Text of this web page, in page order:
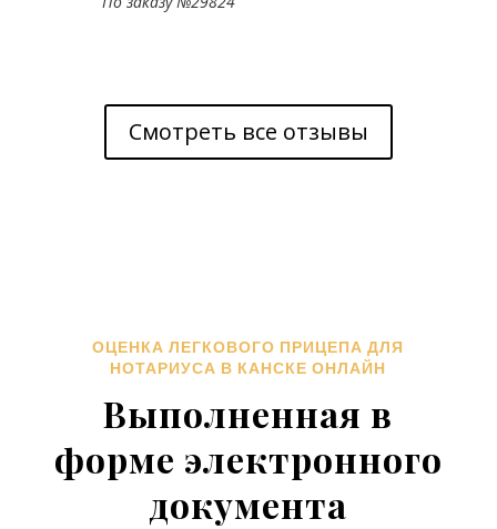
Смотреть все отзывы
ОЦЕНКА ЛЕГКОВОГО ПРИЦЕПА ДЛЯ
НОТАРИУСА В КАНСКЕ ОНЛАЙН
Выполненная в
форме электронного
документа